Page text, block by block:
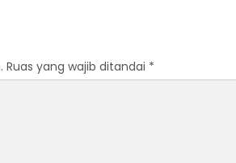
Ruas yang wajib ditandai *